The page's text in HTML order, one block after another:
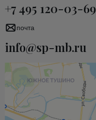
+7 495 120-03-69
почта
info@sp-mb.ru